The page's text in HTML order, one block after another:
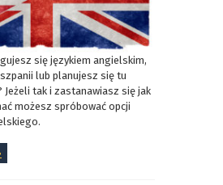
się językiem angielskim,
lub planujesz się tu
Jeżeli tak i zastanawiasz się jak
możesz spróbować opcji